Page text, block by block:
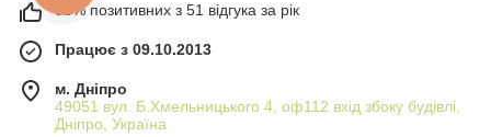
98% позитивних з 51 відгука за рік
Працює з 09.10.2013
м. Дніпро
49051 вул. Б.Хмельницького 4, оф112 вхід збоку будівлі,
Дніпро, Україна